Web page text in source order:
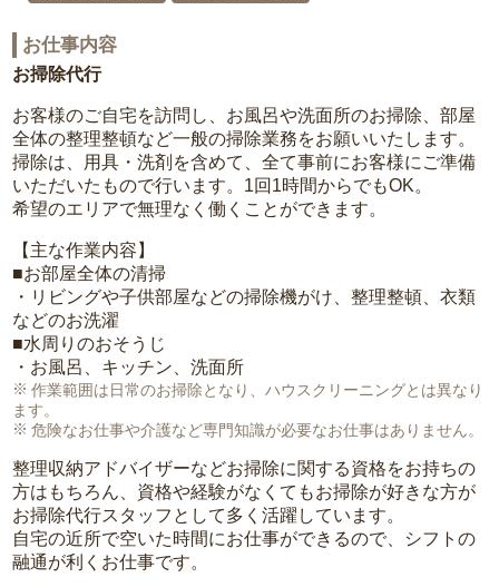
お仕事内容
お掃除代行
お客様のご自宅を訪問し、お風呂や洗面所のお掃除、部屋
全体の整理整頓など一般の掃除業務をお願いいたします。
掃除は、用具・洗剤を含めて、全て事前にお客様にご準備
いただいたもので行います。1回1時間からでもOK。
希望のエリアで無理なく働くことができます。
【主な作業内容】
■お部屋全体の清掃
・リビングや子供部屋などの掃除機がけ、整理整頓、衣類
などのお洗濯
■水周りのおそうじ
・お風呂、キッチン、洗面所
作業範囲は日常のお掃除となり、ハウスクリーニングとは異なり
ます。
危険なお仕事や介護など専門知識が必要なお仕事はありません。
整理収納アドバイザーなどお掃除に関する資格をお持ちの
方はもちろん、資格や経験がなくてもお掃除が好きな方が
お掃除代行スタッフとして多く活躍しています。
自宅の近所で空いた時間にお仕事ができるので、シフトの
融通が利くお仕事です。